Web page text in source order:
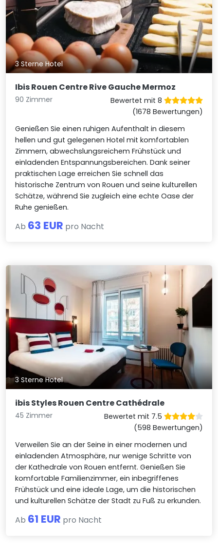
3 Sterne Hotel
Ibis Rouen Centre Rive Gauche Mermoz
90 Zimmer
Bewertet mit 8
(1678 Bewertungen)
Genießen Sie einen ruhigen Aufenthalt in diesem
hellen und gut gelegenen Hotel mit komfortablen
Zimmern, abwechslungsreichem Frühstück und
einladenden Entspannungsbereichen. Dank seiner
praktischen Lage erreichen Sie schnell das
historische Zentrum von Rouen und seine kulturellen
Schätze, während Sie zugleich eine echte Oase der
Ruhe genießen.
Ab 63 EUR pro Nacht
3 Sterne Hotel
ibis Styles Rouen Centre Cathédrale
45 Zimmer
Bewertet mit 7.5
(598 Bewertungen)
Verweilen Sie an der Seine in einer modernen und
einladenden Atmosphäre, nur wenige Schritte von
der Kathedrale von Rouen entfernt. Genießen Sie
komfortable Familienzimmer, ein inbegriffenes
Frühstück und eine ideale Lage, um die historischen
und kulturellen Schätze der Stadt zu Fuß zu erkunden.
Ab 61 EUR pro Nacht